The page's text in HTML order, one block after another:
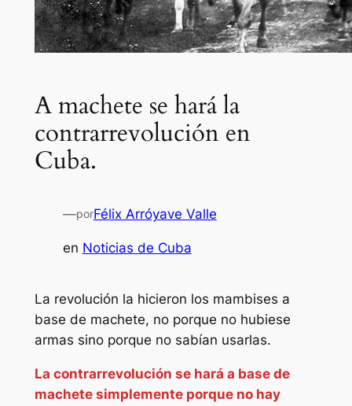
A machete se hará la
contrarrevolución en
Cuba.
—porFélix Arróyave Valle
en Noticias de Cuba
La revolución la hicieron los mambises a
base de machete, no porque no hubiese
armas sino porque no sabían usarlas.
La contrarrevolución se hará a base de
machete simplemente porque no hay